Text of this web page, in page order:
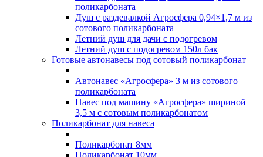
поликарбоната
Душ с раздевалкой Агросфера 0,94×1,7 м из
сотового поликарбоната
Летний душ для дачи с подогревом
Летний душ с подогревом 150л бак
Готовые автонавесы под сотовый поликарбонат
Автонавес «Агросфера» 3 м из сотового
поликарбоната
Навес под машину «Агросфера» шириной
3,5 м с сотовым поликарбонатом
Поликарбонат для навеса
Поликарбонат 8мм